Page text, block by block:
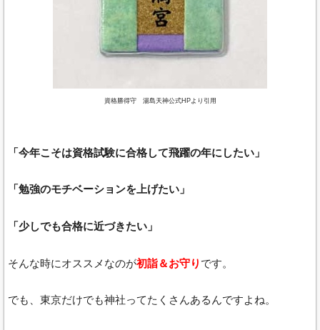
資格勝得守 湯島天神公式HPより引用
「今年こそは資格試験に合格して飛躍の年にしたい」
「勉強のモチベーションを上げたい」
「少しでも合格に近づきたい」
そんな時にオススメなのが初詣＆お守り です。
でも、東京だけでも神社ってたくさんあるんですよね。